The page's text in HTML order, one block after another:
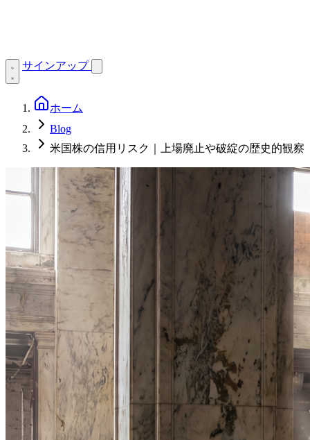
サインアップ
ホーム
Blog
米国株の信用リスク｜上場廃止や破綻の歴史的観察